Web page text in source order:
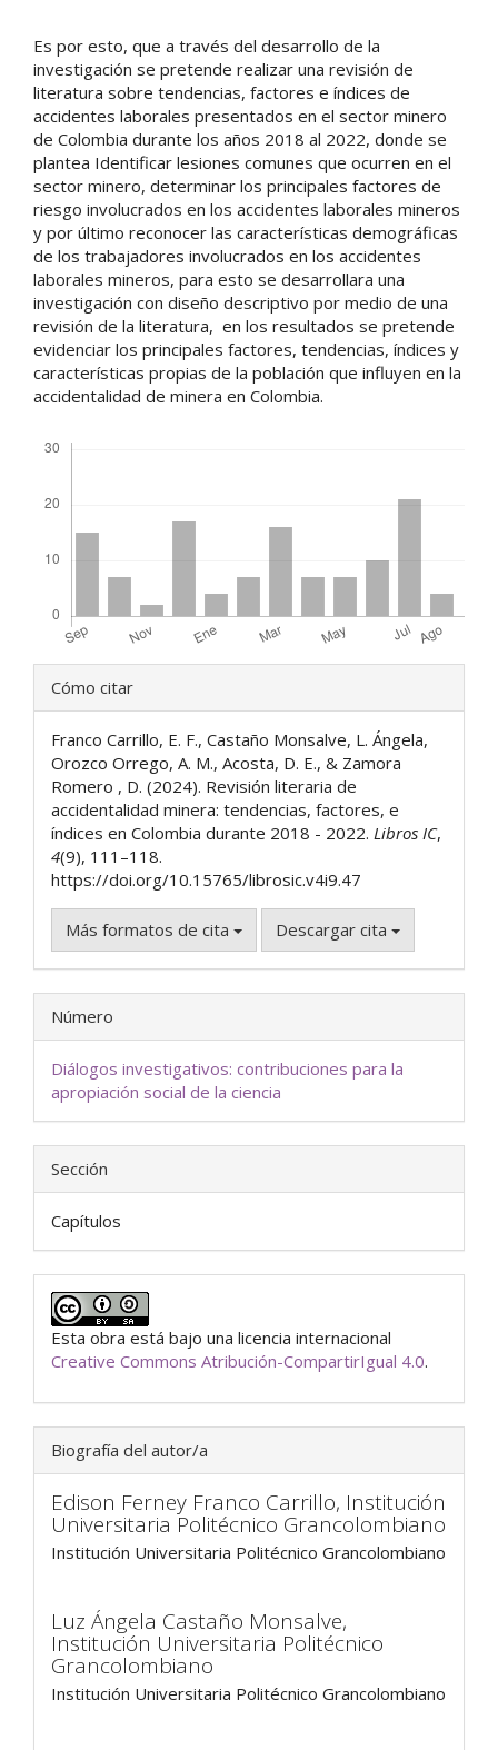
Es por esto, que a través del desarrollo de la
investigación se pretende realizar una revisión de
literatura sobre tendencias, factores e índices de
accidentes laborales presentados en el sector minero
de Colombia durante los años 2018 al 2022, donde se
plantea Identificar lesiones comunes que ocurren en el
sector minero, determinar los principales factores de
riesgo involucrados en los accidentes laborales mineros
y por último reconocer las características demográficas
de los trabajadores involucrados en los accidentes
laborales mineros, para esto se desarrollara una
investigación con diseño descriptivo por medio de una
revisión de la literatura, en los resultados se pretende
evidenciar los principales factores, tendencias, índices y
características propias de la población que influyen en la
accidentalidad de minera en Colombia.
Detalles
del
artículo
Cómo citar
Franco Carrillo, E. F., Castaño Monsalve, L. Ángela,
Orozco Orrego, A. M., Acosta, D. E., & Zamora
Romero , D. (2024). Revisión literaria de
accidentalidad minera: tendencias, factores, e
índices en Colombia durante 2018 - 2022. Libros IC,
4(9), 111–118.
https://doi.org/10.15765/librosic.v4i9.47
Más formatos de cita Descargar cita
Número
Diálogos investigativos: contribuciones para la
apropiación social de la ciencia
Sección
Capítulos
Esta obra está bajo una licencia internacional
Creative Commons Atribución-CompartirIgual 4.0.
Biografía del autor/a
Edison Ferney Franco Carrillo, Institución
Universitaria Politécnico Grancolombiano
Institución Universitaria Politécnico Grancolombiano
Luz Ángela Castaño Monsalve,
Institución Universitaria Politécnico
Grancolombiano
Institución Universitaria Politécnico Grancolombiano